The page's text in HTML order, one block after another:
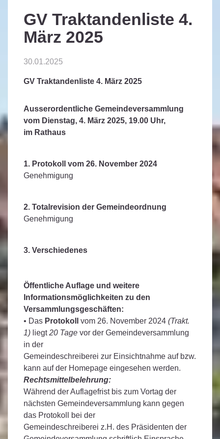
GV Traktandenliste 4.
März 2025
30.01.2025
GV Traktandenliste 4. März 2025
Ausserordentliche Gemeindeversammlung
vom Dienstag, 4. März 2025, 19.00 Uhr,
im Rathaus
1. Protokoll vom 26. November 2024
Genehmigung
2. Totalrevision der Gemeindeordnung
Genehmigung
3. Verschiedenes
Öffentliche Auflage und weitere
Informationsmöglichkeiten zu den
Versammlungsgeschäften:
• Das Protokoll vom 26. November 2024 (Trakt.
1) liegt20 Tage vor der Gemeindeversammlung
in der
Gemeindeschreiberei zur Einsichtnahme auf bzw.
kann auf der Homepage eingesehen werden.
Rechtsmittelbelehrung:
Während der Auflagefrist bis zum Vortag der
nächsten Gemeindeversammlung kann gegen
das Protokoll bei der
Gemeindeschreiberei z.H. des Präsidenten der